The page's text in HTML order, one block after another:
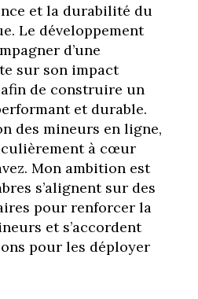
et la durabilité du
Le développement
d’une
sur son impact
de construire un
et durable.
des mineurs en ligne,
à cœur
Mon ambition est
s’alignent sur des
pour renforcer la
et s’accordent
pour les déployer